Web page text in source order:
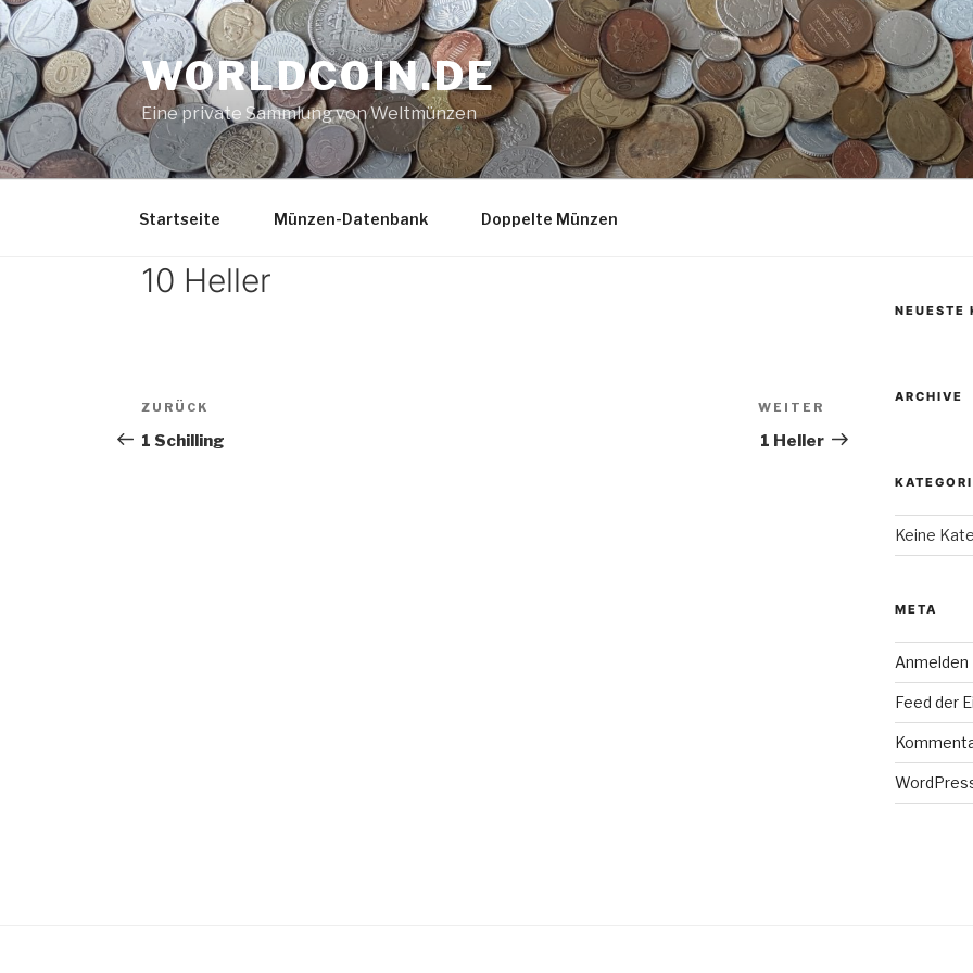
Zum
Inhalt
springen
WORLDCOIN.DE
Eine private Sammlung von Weltmünzen
Startseite Münzen-Datenbank Doppelte Münzen
10 Heller
Beitrags-
Navigation
Vorheriger
Beitrag
ZURÜCK
1 Schilling
Beitrag
WEITER
1 Heller
NEUESTE
ARCHIVE
Keine
META
Anmelden
Feed der